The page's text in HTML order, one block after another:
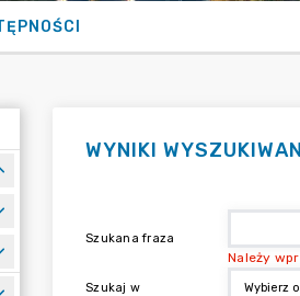
WYNIKI
Szukana fraza
Należy
Szukaj w